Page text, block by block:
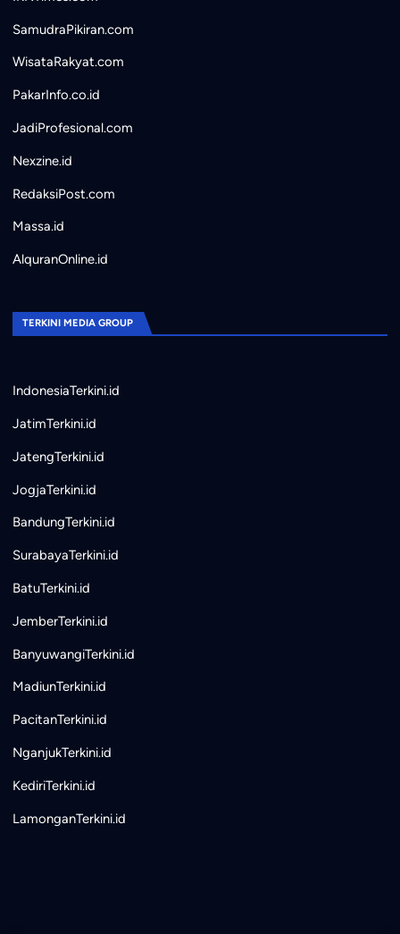
SamudraPikiran.com
WisataRakyat.com
PakarInfo.co.id
JadiProfesional.com
Nexzine.id
RedaksiPost.com
Massa.id
AlquranOnline.id
TERKINI MEDIA GROUP
IndonesiaTerkini.id
JatimTerkini.id
JatengTerkini.id
JogjaTerkini.id
BandungTerkini.id
SurabayaTerkini.id
BatuTerkini.id
JemberTerkini.id
BanyuwangiTerkini.id
MadiunTerkini.id
PacitanTerkini.id
NganjukTerkini.id
KediriTerkini.id
LamonganTerkini.id